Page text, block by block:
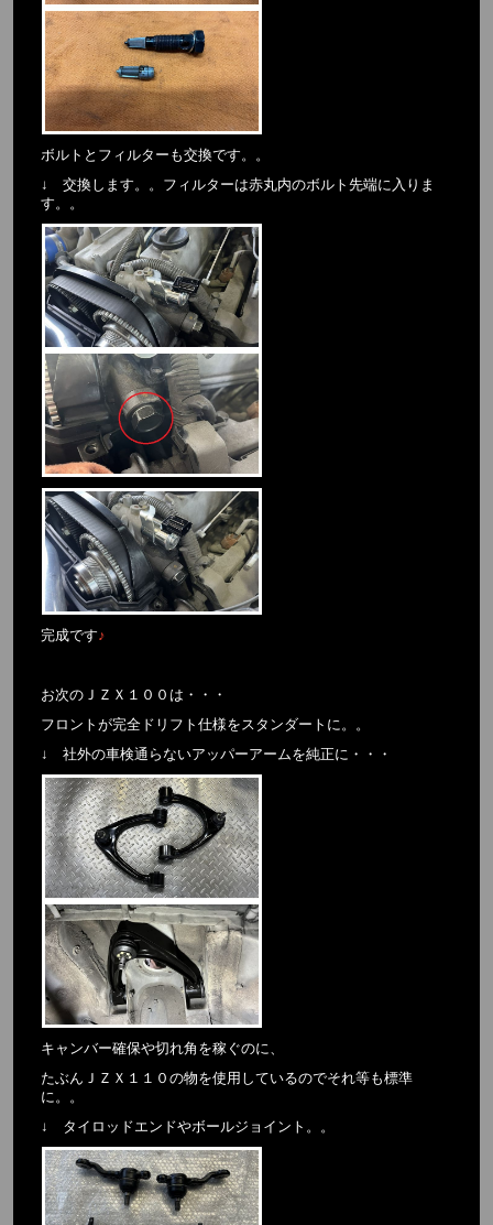
ボルトとフィルターも交換です。。
↓ 交換します。。フィルターは赤丸内のボルト先端に入りま
す。。
完成です♪
お次のＪＺＸ１００は・・・
フロントが完全ドリフト仕様をスタンダートに。。
↓ 社外の車検通らないアッパーアームを純正に・・・
キャンバー確保や切れ角を稼ぐのに、
たぶんＪＺＸ１１０の物を使用しているのでそれ等も標準
に。。
↓ タイロッドエンドやボールジョイント。。